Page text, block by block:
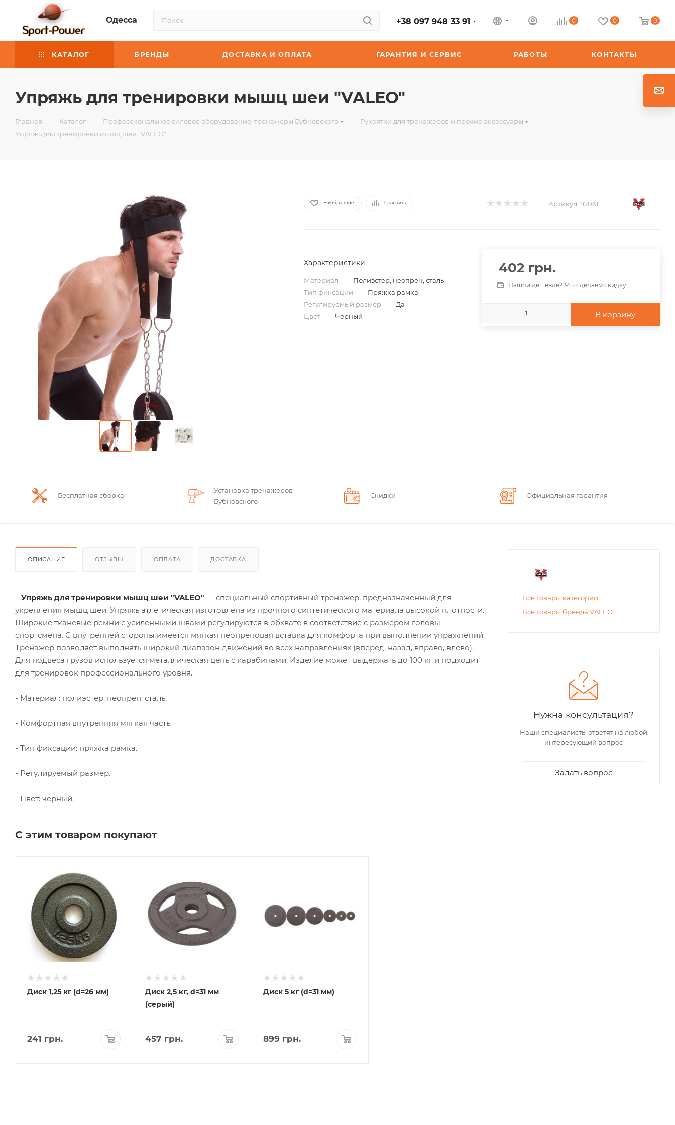
Одесса +38 097 948 33 91 0 0 0
КАТАЛОГ БРЕНДЫ ДОСТАВКА И ОПЛАТА ГАРАНТИЯ И СЕРВИС РАБОТЫ КОНТАКТЫ
Упряжь для тренировки мышц шеи "VALEO"
Главная — Каталог — Профессиональное силовое оборудование, тренажеры Бубновского — Рукоятки для тренажеров и прочие аксессуары —
Упряжь для тренировки мышц шеи "VALEO"
В избранное Сравнить Артикул: 92061
Характеристики
Материал — Полиэстер, неопрен, сталь
Тип фиксации — Пряжка рамка
Регулируемый размер — Да
Цвет — Черный
402грн.
Нашли дешевле? Мы сделаем скидку!
В корзину
Бесплатная сборка
Установка тренажеров
Бубновского
Скидки Официальная гарантия
ОПИСАНИЕ ОТЗЫВЫ ОПЛАТА ДОСТАВКА
Упряжь для тренировки мышц шеи "VALEO" — специальный спортивный тренажер, предназначенный для
укрепления мышц шеи. Упряжь атлетическая изготовлена из прочного синтетического материала высокой плотности.
Широкие тканевые ремни с усиленными швами регулируются в обхвате в соответствие с размером головы
спортсмена. С внутренней стороны имеется мягкая неопреновая вставка для комфорта при выполнении упражнений.
Тренажер позволяет выполнять широкий диапазон движений во всех направлениях (вперед, назад, вправо, влево).
Для подвеса грузов используется металлическая цепь с карабинами. Изделие может выдержать до 100 кг и подходит
для тренировок профессионального уровня.
- Материал: полиэстер, неопрен, сталь.
- Комфортная внутренняя мягкая часть.
- Тип фиксации: пряжка рамка.
- Регулируемый размер.
- Цвет: черный.
С этим товаром покупают
Диск 1,25 кг (d=26 мм)
241 грн.
Диск 2,5 кг, d=31 мм
(серый)
457 грн.
Диск 5 кг (d=31 мм)
899 грн.
Все товары категории
Все товары бренда VALEO
Нужна консультация?
Наши специалисты ответят на любой
интересующий вопрос
Задать вопрос